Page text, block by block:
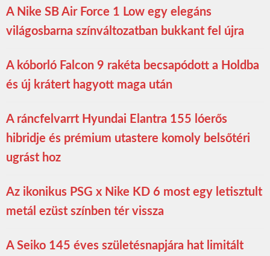
A Nike SB Air Force 1 Low egy elegáns
világosbarna színváltozatban bukkant fel újra
A kóborló Falcon 9 rakéta becsapódott a Holdba
és új krátert hagyott maga után
A ráncfelvarrt Hyundai Elantra 155 lóerős
hibridje és prémium utastere komoly belsőtéri
ugrást hoz
Az ikonikus PSG x Nike KD 6 most egy letisztult
metál ezüst színben tér vissza
A Seiko 145 éves születésnapjára hat limitált